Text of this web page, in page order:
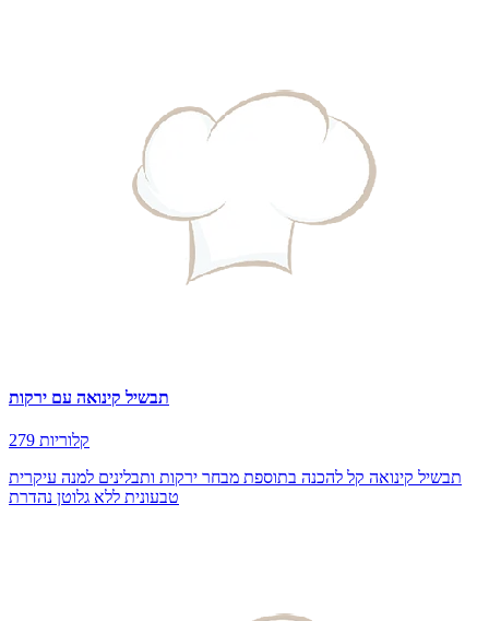
תבשיל קינואה עם ירקות
279 קלוריות
תבשיל קינואה קל להכנה בתוספת מבחר ירקות ותבלינים למנה עיקרית
טבעונית ללא גלוטן נהדרת